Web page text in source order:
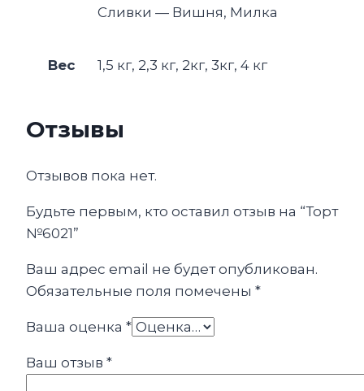
Сливки — Вишня, Милка
Вес 1,5 кг, 2,3 кг, 2кг, 3кг, 4 кг
Отзывы
Отзывов пока нет.
Будьте первым, кто оставил отзыв на “Торт
№6021”
Ваш адрес email не будет опубликован.
Обязательные поля помечены *
Ваша оценка *
Ваш отзыв *